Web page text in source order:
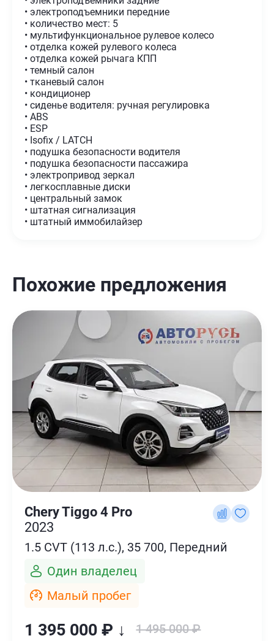
• электроподъемники передние
• количество мест: 5
• мультифункциональное рулевое колесо
• отделка кожей рулевого колеса
• отделка кожей рычага КПП
• темный салон
• тканевый салон
• кондиционер
• сиденье водителя: ручная регулировка
• ABS
• ESP
• Isofix / LATCH
• подушка безопасности водителя
• подушка безопасности пассажира
• электропривод зеркал
• легкосплавные диски
• центральный замок
• штатная сигнализация
• штатный иммобилайзер
Похожие предложения
Chery Tiggo 4 Pro
2023
1.5 CVT (113 л.с.), 35 700, Передний
Один владелец
Малый пробег
1 395 000 ₽ ↓ 1 495 000 ₽